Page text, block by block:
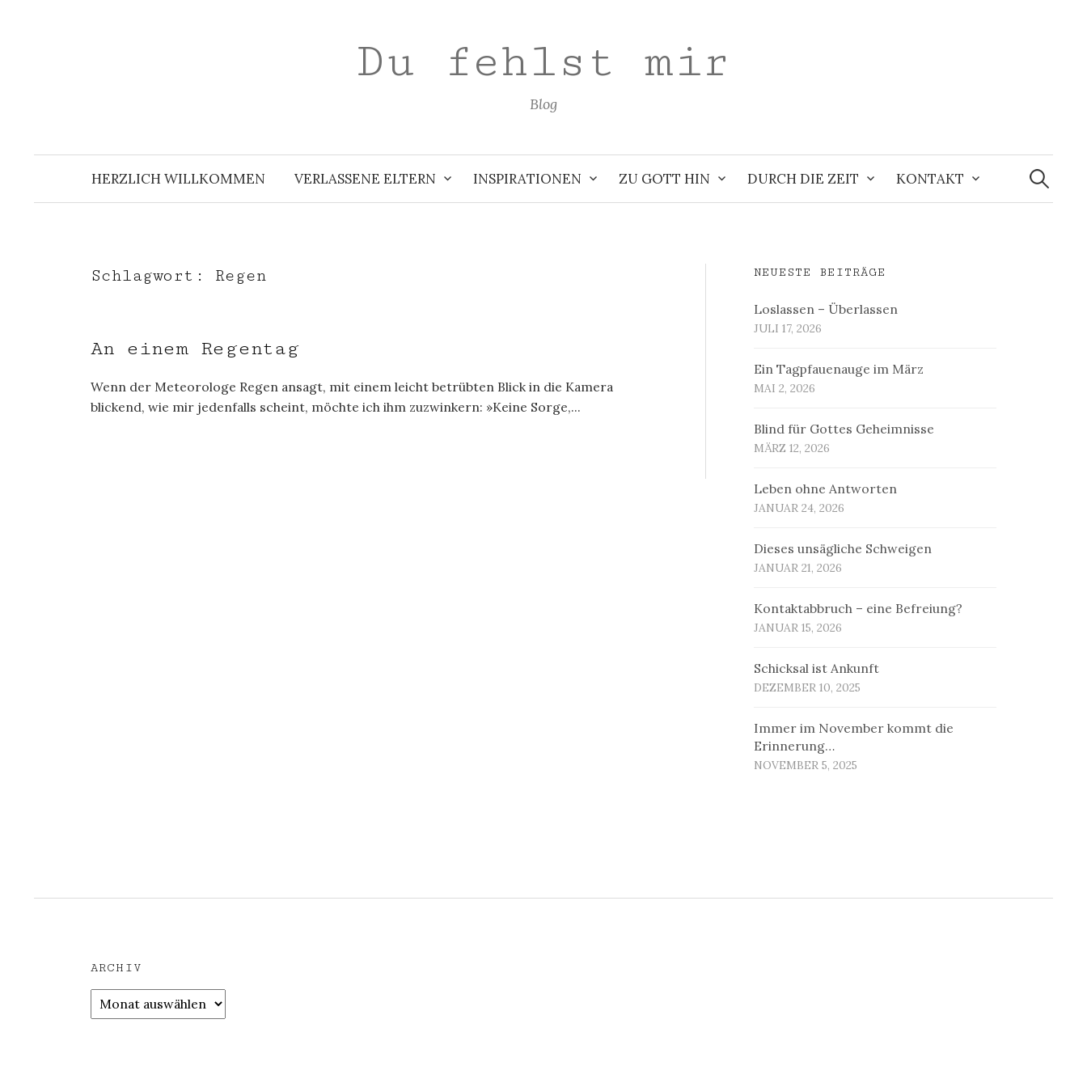
Du fehlst mir
Blog
HERZLICH WILLKOMMEN VERLASSENE ELTERN INSPIRATIONEN ZU GOTT HIN DURCH DIE ZEIT KONTAKT
Suchen
nach:
Schlagwort: Regen
An einem Regentag
Wenn der Meteorologe Regen ansagt, mit einem leicht betrübten Blick in die Kamera
blickend, wie mir jedenfalls scheint, möchte ich ihm zuzwinkern: »Keine Sorge,...
NEUESTE BEITRÄGE
Loslassen – Überlassen
JULI 17, 2026
Ein Tagpfauenauge im März
MAI 2, 2026
Blind für Gottes Geheimnisse
MÄRZ 12, 2026
Leben ohne Antworten
JANUAR 24, 2026
Dieses unsägliche Schweigen
JANUAR 21, 2026
Kontaktabbruch – eine Befreiung?
JANUAR 15, 2026
Schicksal ist Ankunft
DEZEMBER 10, 2025
Immer im November kommt die
Erinnerung…
NOVEMBER 5, 2025
ARCHIV
Archiv